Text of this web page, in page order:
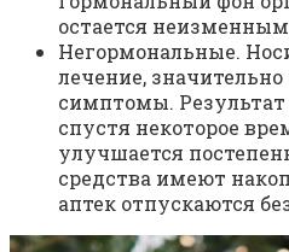
остается
Негормональные.
лечение,
симптомы. Результат
спустя некоторое
улучшается
средства имеют
аптек отпускаются